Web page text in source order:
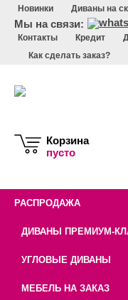
Новинки Диваны на
Мы на связи:
Контакты Кредит
Как сделать заказ?
Корзина
пусто
РАСПРОДАЖА
ДИВАНЫ ПРЕМИУМ-
УГЛОВЫЕ ДИВАНЫ
МЕБЕЛЬ НА ЗАКАЗ